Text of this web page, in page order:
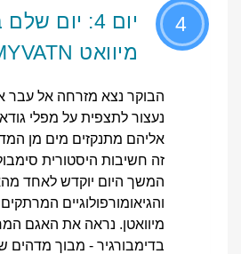
4
יום 4: יום
מיוואט MYVATN
הבוקר נצא מזרחה אל עבר
נעצור לתצפית על מפלי
אליהם מתנקזים מים מן
זה חשיבות היסטורית
המשך היום יוקדש לאחד
והגיאומורפולוגיים
מיוואטן. נראה את האגם
בדימבורגיר - מבוך מדהים